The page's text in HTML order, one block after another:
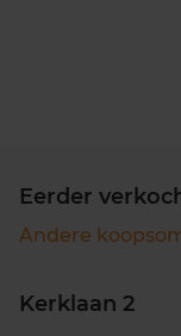
Eerder
Andere
Kerklaan 2